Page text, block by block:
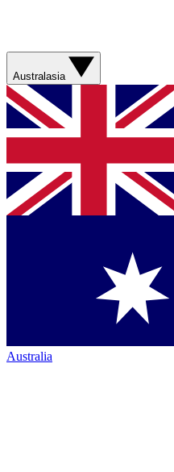
Australasia
Australia